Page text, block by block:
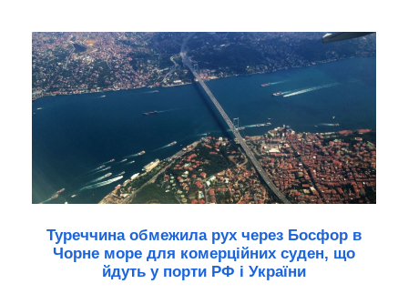
Туреччина обмежила рух через Босфор в
Чорне море для комерційних суден, що
йдуть у порти РФ і України